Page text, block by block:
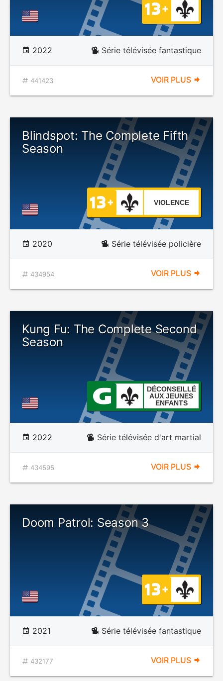
2022 Série télévisée fantastique
441423 VOIR PLUS
Blindspot: The Complete Fifth
Season
VIOLENCE
2020 Série télévisée policière
434954 VOIR PLUS
Kung Fu: The Complete Second
Season
DÉCONSEILLÉ
AUX JEUNES
ENFANTS
2022 Série télévisée d'art martial
434595 VOIR PLUS
Doom Patrol: Season 3
2021 Série télévisée fantastique
432177 VOIR PLUS